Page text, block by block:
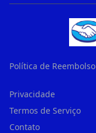
Política de Reembolso
Privacidade
Termos de Serviço
Contato